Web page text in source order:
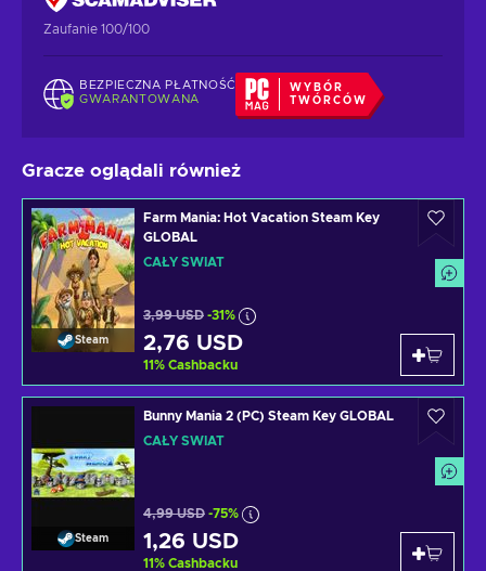
Zaufanie 100/100
BEZPIECZNA PŁATNOŚĆ
GWARANTOWANA
WYBÓR
TWÓRCÓW
Gracze oglądali również
Steam
Farm Mania: Hot Vacation Steam Key
GLOBAL
CAŁY ŚWIAT
3,99 USD -31%
2,76 USD
11% Cashbacku
Steam
Bunny Mania 2 (PC) Steam Key GLOBAL
CAŁY ŚWIAT
4,99 USD -75%
1,26 USD
11% Cashbacku